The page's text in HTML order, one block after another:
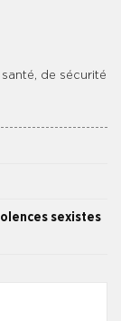
de sécurité
sexistes